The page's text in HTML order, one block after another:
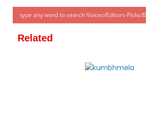
dI n
b
k
A
Related